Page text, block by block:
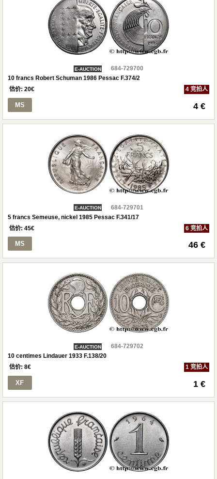
E-AUCTION
684-729700
10 francs Robert Schuman 1986 Pessac F.374/2
估价: 20€ 4 竞拍人
MS 4 €
E-AUCTION
684-729701
5 francs Semeuse, nickel 1985 Pessac F.341/17
估价: 45€ 6 竞拍人
MS 46 €
E-AUCTION
684-729702
10 centimes Lindauer 1933 F.138/20
估价: 8€ 1 竞拍人
XF 1 €